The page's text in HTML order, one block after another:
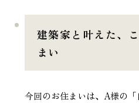
建築家と叶えた、
まい
今回のお住まいは、A様の「